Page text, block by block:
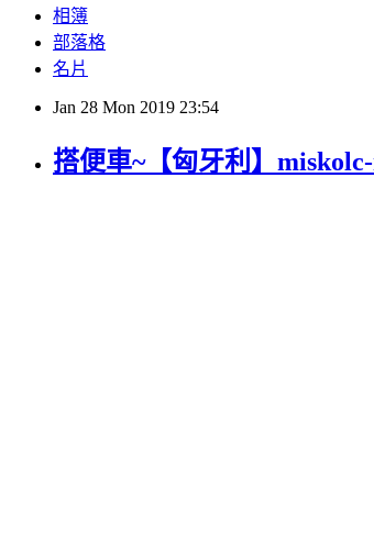
相簿
部落格
名片
Jan 28 Mon 2019 23:54
搭便車~【匈牙利】